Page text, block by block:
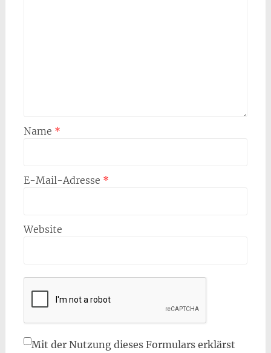
Name *
E-Mail-Adresse *
Website
Mit der Nutzung dieses Formulars erklärst